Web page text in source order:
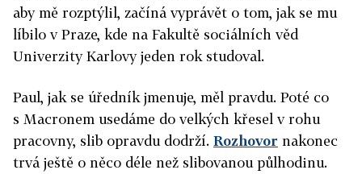
aby mě rozptýlil, začíná vyprávět o tom, jak se mu
líbilo v Praze, kde na Fakultě sociálních věd
Univerzity Karlovy jeden rok studoval.
Paul, jak se úředník jmenuje, měl pravdu. Poté co
s Macronem usedáme do velkých křesel v rohu
pracovny, slib opravdu dodrží. Rozhovor nakonec
trvá ještě o něco déle než slibovanou půlhodinu.